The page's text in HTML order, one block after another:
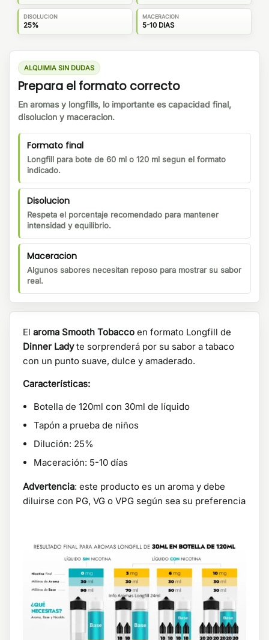
DISOLUCION
25%
MACERACION
5-10 DIAS
ALQUIMIA SIN DUDAS
Prepara el formato correcto
En aromas y longfills, lo importante es capacidad final,
disolucion y maceracion.
Formato final
Longfill para bote de 60 ml o 120 ml segun el formato
indicado.
Disolucion
Respeta el porcentaje recomendado para mantener
intensidad y equilibrio.
Maceracion
Algunos sabores necesitan reposo para mostrar su sabor
real.
El aroma Smooth Tobacco en formato Longfill de
Dinner Ladyte sorprenderá por su sabor a tabaco
con un punto suave, dulce y amaderado.
Características:
Botella de 120ml con 30ml de líquido
Tapón a prueba de niños
Dilución: 25%
Maceración: 5-10 días
Advertencia: este producto es un aroma y debe
diluirse con PG, VG o VPG según sea su preferencia